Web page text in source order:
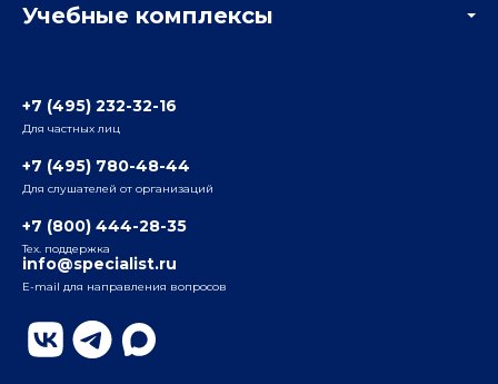
Учебные комплексы
Радио
ул. Радио, д.24, корпус 1, 2-й подъезд, 2-й этаж
ул. Воронцовская, д. 35Б, корп.2, 5-й этаж
Бауманский
ул. Бауманская, д. 6, стр. 2, бизнес-центр «Виктория
Плаза», 4-й этаж
Информация о центре
+7 (495) 232-32-16
Для частных лиц
+7 (495) 780-48-44
Для слушателей от организаций
+7 (800) 444-28-35
Тех. поддержка
info@specialist.ru
E-mail для направления вопросов